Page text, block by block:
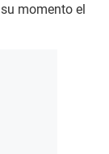
momento el